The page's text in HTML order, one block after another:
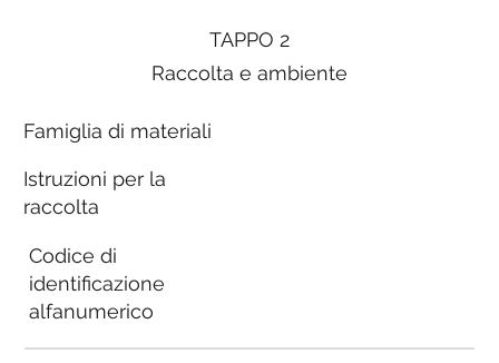
TAPPO 2
Raccolta e ambiente
Famiglia di materiali
Istruzioni per la
raccolta
Codice di
identificazione
alfanumerico